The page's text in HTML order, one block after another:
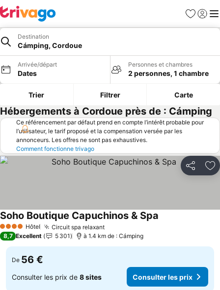
Favoris
Se
Destination
Cámping, Cordoue
Arrivée/départ
Dates
Personnes et chambres
2 personnes, 1 chambre
Trier Filtrer Carte
Hébergements à Cordoue près de : Cámping
Ce référencement par défaut prend en compte l’intérêt probable pour
l’utilisateur, le tarif proposé et la compensation versée par les
annonceurs. Les offres ne sont pas exhaustives.
Comment fonctionne trivago
Partager
4 Étoiles Hôtel Circuit spa relaxant
Soho Boutique Capuchinos & Spa
8,7 Excellent 5 301 à 1.4 km de : Cámping
De 56 €
Consulter les prix de 8 sites Consulter les prix